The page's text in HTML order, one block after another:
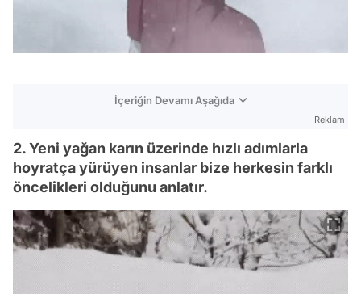
İçeriğin Devamı Aşağıda
Reklam
2. Yeni yağan karın üzerinde hızlı adımlarla
hoyratça yürüyen insanlar bize herkesin farklı
öncelikleri olduğunu anlatır.